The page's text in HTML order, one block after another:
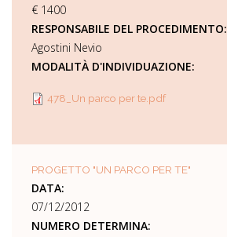
€ 1400
RESPONSABILE DEL PROCEDIMENTO:
Agostini Nevio
MODALITÀ D'INDIVIDUAZIONE:
478_Un parco per te.pdf
PROGETTO "UN PARCO PER TE"
DATA:
07/12/2012
NUMERO DETERMINA: